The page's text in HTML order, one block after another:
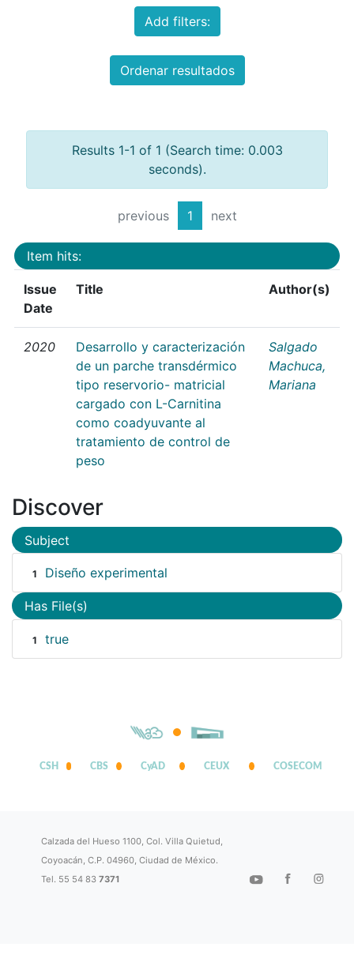
Add filters:
Ordenar resultados
Results 1-1 of 1 (Search time: 0.003
seconds).
previous 1 next
Item hits:
Issue
Date
Title Author(s)
2020
Desarrollo y caracterización
de un parche transdérmico
tipo reservorio- matricial
cargado con L-Carnitina
como coadyuvante al
tratamiento de control de
peso
Salgado
Machuca,
Mariana
Discover
Subject
1 Diseño experimental
Has File(s)
1 true
CSH CBS CyAD CEUX COSECOM
Calzada del Hueso 1100, Col. Villa Quietud,
Coyoacán, C.P. 04960, Ciudad de México.
Tel. 55 54 837371